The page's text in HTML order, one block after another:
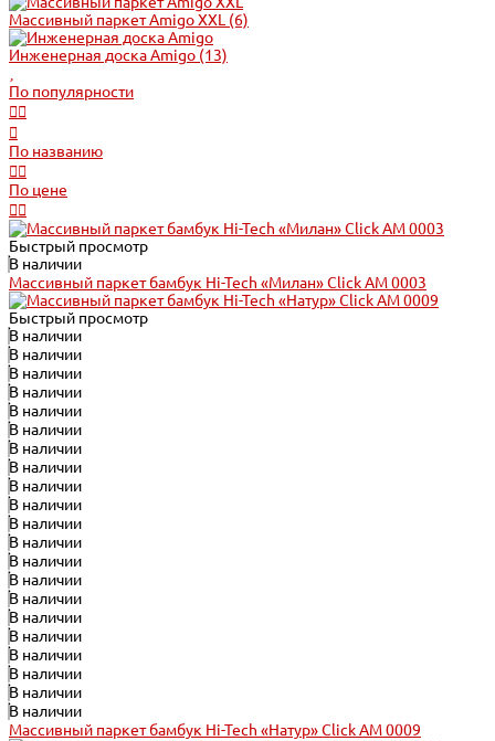
Массивный паркет Amigo XXL (6)
Инженерная доска Amigo (13)
По популярности
По названию
По цене
Быстрый просмотр
В наличии
Массивный паркет бамбук Hi-Tech «Милан» Click АМ 0003
Быстрый просмотр
В наличии
В наличии
В наличии
В наличии
В наличии
В наличии
В наличии
В наличии
В наличии
В наличии
В наличии
В наличии
В наличии
В наличии
В наличии
В наличии
В наличии
В наличии
В наличии
В наличии
В наличии
Массивный паркет бамбук Hi-Tech «Натур» Click АМ 0009